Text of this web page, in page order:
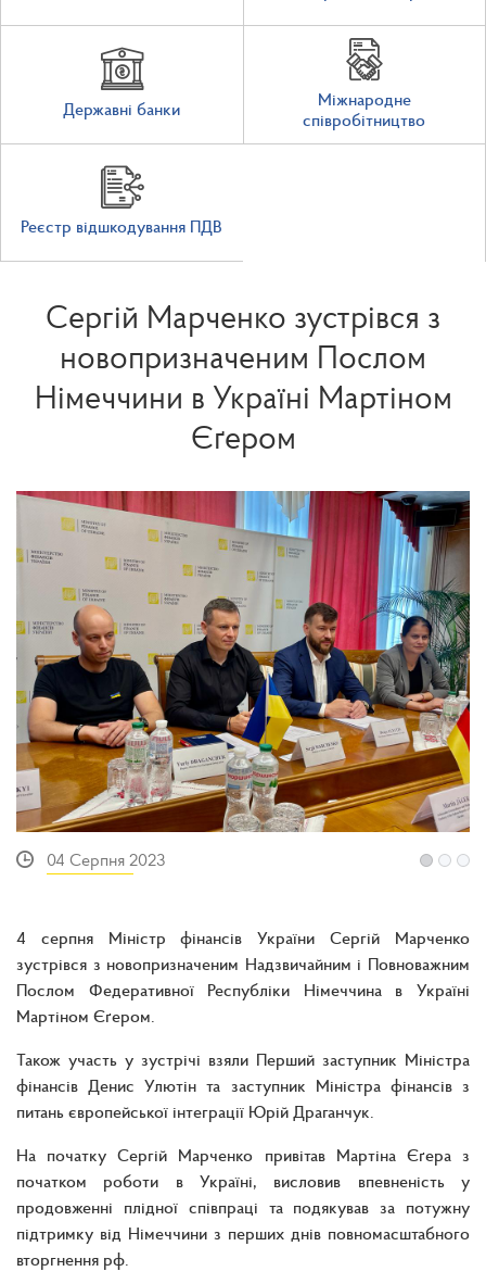
Державні банки
Міжнародне
співробітництво
Реєстр відшкодування ПДВ
Сергій Марченко зустрівся з
новопризначеним Послом
Німеччини в Україні Мартіном
Єґером
04 Серпня 2023
4 серпня Міністр фінансів України Сергій Марченко
зустрівся з новопризначеним Надзвичайним і Повноважним
Послом Федеративної Республіки Німеччина в Україні
Мартіном Єґером.
Також участь у зустрічі взяли Перший заступник Міністра
фінансів Денис Улютін та заступник Міністра фінансів з
питань європейської інтеграції Юрій Драганчук.
На початку Сергій Марченко привітав Мартіна Єґера з
початком роботи в Україні, висловив впевненість у
продовженні плідної співпраці та подякував за потужну
підтримку від Німеччини з перших днів повномасштабного
вторгнення рф.